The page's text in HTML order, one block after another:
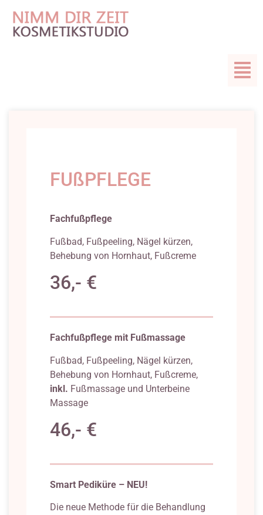
FUßPFLEGE
Fachfußpflege
Fußbad, Fußpeeling, Nägel kürzen,
Behebung von Hornhaut, Fußcreme
36,- €
Fachfußpflege mit Fußmassage
Fußbad, Fußpeeling, Nägel kürzen,
Behebung von Hornhaut, Fußcreme,
inkl. Fußmassage und Unterbeine
Massage
46,- €
Smart Pediküre – NEU!
Die neue Methode für die Behandlung